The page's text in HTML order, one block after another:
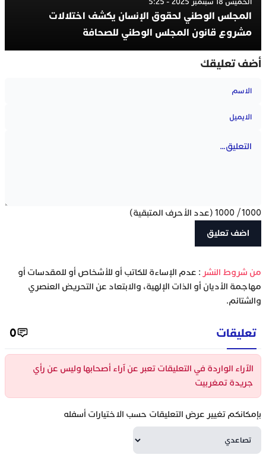
المجلس الوطني لحقوق الإنسان يكشف اختلالات
مشروع قانون المجلس الوطني للصحافة
أضف تعليقك
1000
/
1000 (عدد الأحرف المتبقية)
‫من شروط النشر : عدم الإساءة للكاتب أو للأشخاص أو للمقدسات أو
مهاجمة الأديان أو الذات الإلهية، والابتعاد عن التحريض العنصري
والشتائم.
تعليقات 0
الآراء الواردة في التعليقات تعبر عن آراء أصحابها وليس عن رأي
جريدة تمغربيت
بإمكانكم تغيير عرض التعليقات حسب الاختيارات أسفله